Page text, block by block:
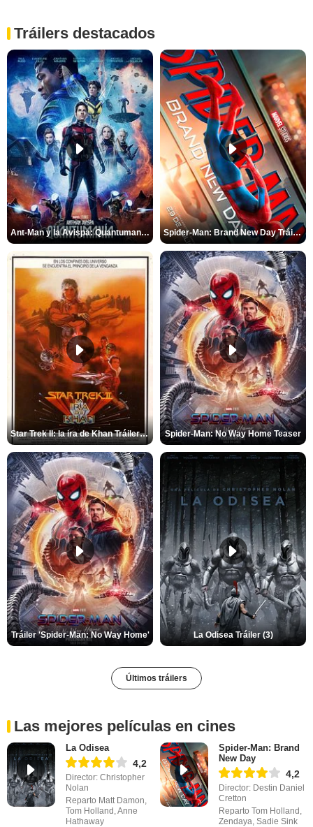
Tráilers destacados
Ant-Man y la Avispa: Quantumanía Tráiler (2) Spider-Man: Brand New Day Tráiler (3)
Star Trek II: la ira de Khan Tráiler VO Spider-Man: No Way Home Teaser
Tráiler 'Spider-Man: No Way Home' La Odisea Tráiler (3)
Últimos tráilers
Las mejores películas en cines
La Odisea
4,2
Director: Christopher
Nolan
Reparto Matt Damon,
Tom Holland, Anne
Hathaway
Spider-Man: Brand
New Day
4,2
Director: Destin Daniel
Cretton
Reparto Tom Holland,
Zendaya, Sadie Sink